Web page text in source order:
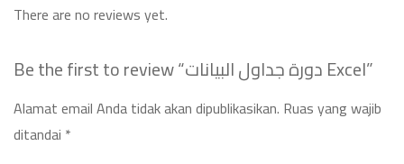
There are no reviews yet.
Be the first to review “دورة جداول البيانات Excel”
Alamat email Anda tidak akan dipublikasikan. Ruas yang wajib
ditandai *